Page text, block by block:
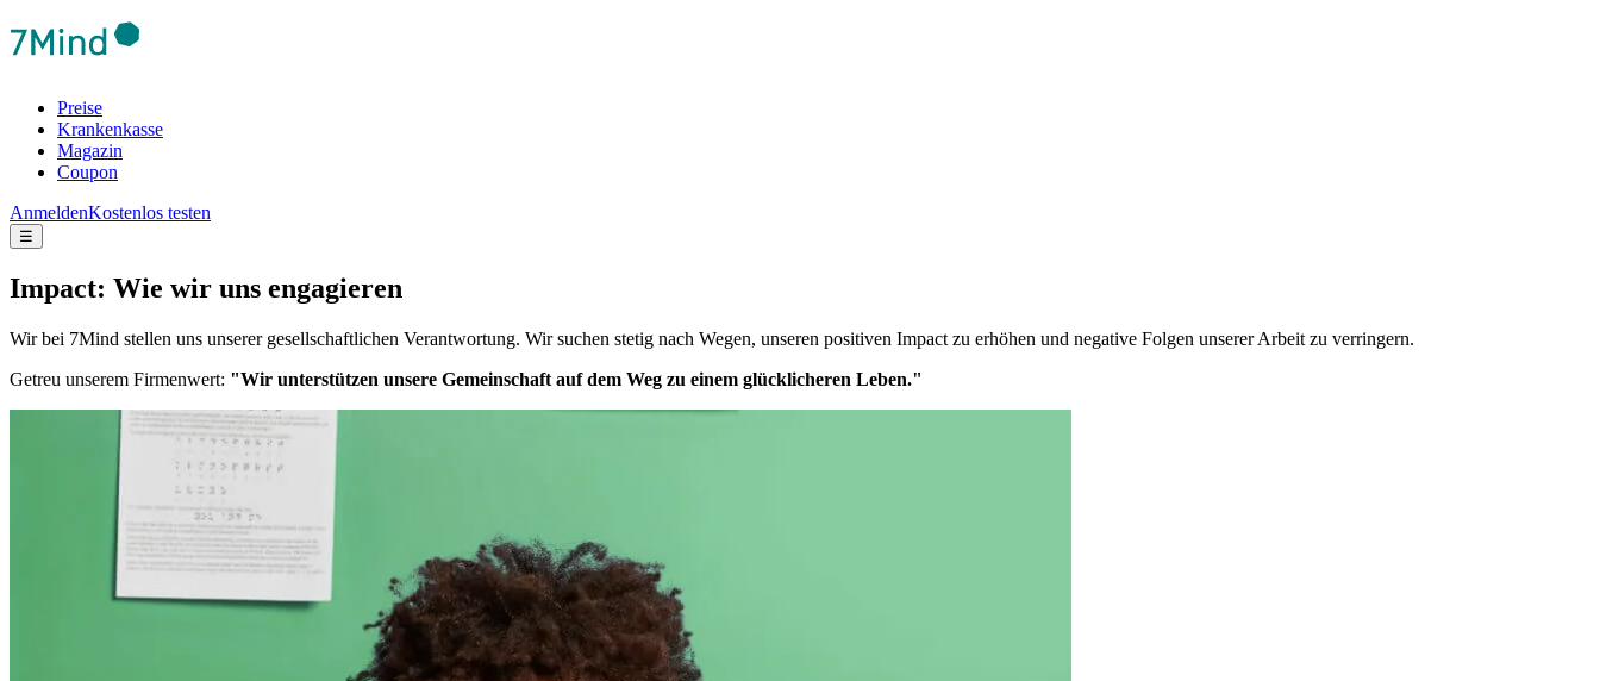
Preise
Krankenkasse
Magazin
Coupon
AnmeldenKostenlos testen
☰
Impact: Wie wir uns engagieren
Wir bei 7Mind stellen uns unserer gesellschaftlichen Verantwortung. Wir suchen stetig nach Wegen, unseren positiven Impact zu erhöhen und negative Folgen unserer Arbeit zu verringern.
Getreu unserem Firmenwert: "Wir unterstützen unsere Gemeinschaft auf dem Weg zu einem glücklicheren Leben."